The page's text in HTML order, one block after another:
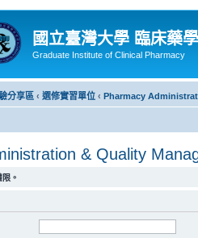
國立臺灣大學 臨床藥
Graduate Institute of Clinical Pharmacy
分享區 ‹ 選修實習單位 ‹ Pharmacy
& Quality
。